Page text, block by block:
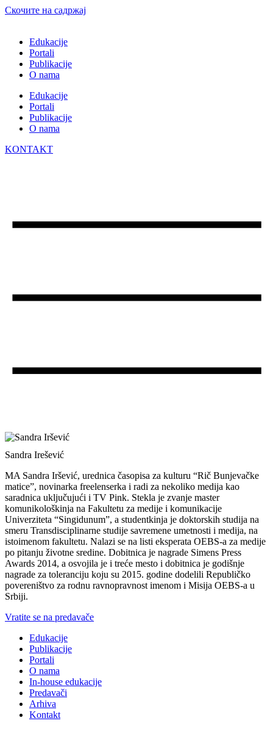
Скочите на садржај
Edukacije
Portali
Publikacije
O nama
Edukacije
Portali
Publikacije
O nama
KONTAKT
Sandra Irešević
MA Sandra Iršević, urednica časopisa za kulturu “Rič Bunjevačke
matice”, novinarka freelenserka i radi za nekoliko medija kao
saradnica uključujući i TV Pink. Stekla je zvanje master
komunikološkinja na Fakultetu za medije i komunikacije
Univerziteta “Singidunum”, a studentkinja je doktorskih studija na
smeru Transdisciplinarne studije savremene umetnosti i medija, na
istoimenom fakultetu. Nalazi se na listi eksperata OEBS-a za medije
po pitanju životne sredine. Dobitnica je nagrade Simens Press
Awards 2014, a osvojila je i treće mesto i dobitnica je godišnje
nagrade za toleranciju koju su 2015. godine dodelili Republičko
povereništvo za rodnu ravnopravnost imenom i Misija OEBS-a u
Srbiji.
Vratite se na predavače
Edukacije
Publikacije
Portali
O nama
In-house edukacije
Predavači
Arhiva
Kontakt